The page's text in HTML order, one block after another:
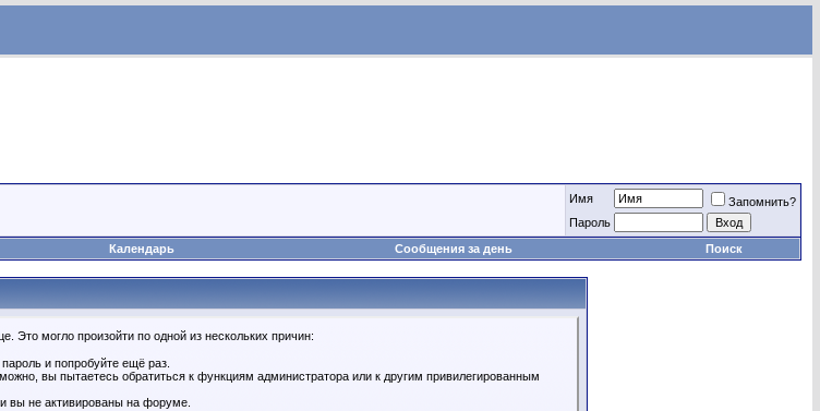
Имя
Запомнить?
Пароль
Календарь Сообщения за день Поиск
Это могло произойти по одной из нескольких причин:
и попробуйте ещё раз.
вы пытаетесь обратиться к функциям администратора или к другим привилегированным
вы не активированы на форуме.